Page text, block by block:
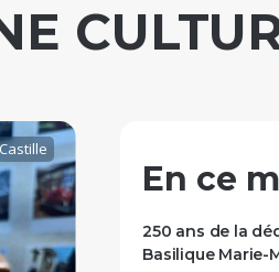
En ce
250 ans de la
Basilique Marie-